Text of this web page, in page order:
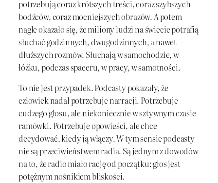
potrzebują coraz krótszych treści, coraz szybszych
bodźców, coraz mocniejszych obrazów. A potem
nagle okazało się, że miliony ludzi na świecie potrafią
słuchać godzinnych, dwugodzinnych, a nawet
dłuższych rozmów. Słuchają w samochodzie, w
łóżku, podczas spaceru, w pracy, w samotności.
To nie jest przypadek. Podcasty pokazały, że
człowiek nadal potrzebuje narracji. Potrzebuje
cudzego głosu, ale niekoniecznie w sztywnym czasie
ramówki. Potrzebuje opowieści, ale chce
decydować, kiedy ją włączy. W tym sensie podcasty
nie są przeciwieństwem radia. Są jednym z dowodów
na to, że radio miało rację od początku: głos jest
potężnym nośnikiem bliskości.